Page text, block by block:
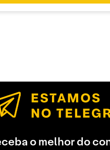
o melhor do